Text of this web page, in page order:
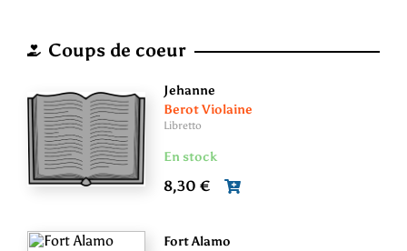
Coups de coeur
Jehanne
Berot Violaine
Libretto
En stock
8,30 €
Fort Alamo